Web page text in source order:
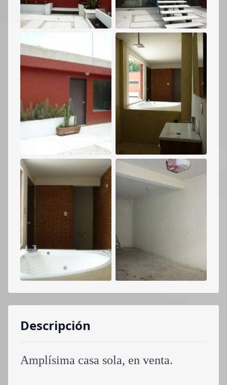
Descripción
Amplísima casa sola, en venta.